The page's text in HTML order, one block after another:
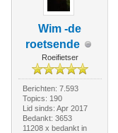
Wim -de
roetsende
Roeifietser
Berichten: 7.593
Topics: 190
Lid sinds: Apr 2017
Bedankt: 3653
11208 x bedankt in